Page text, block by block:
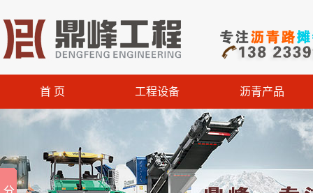
首 页 工程设备 沥青产品